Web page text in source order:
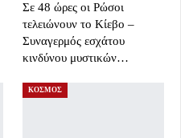
Σε 48 ώρες οι Ρώσοι
τελειώνουν το Κίεβο –
Συναγερμός εσχάτου
κινδύνου μυστικών…
ΚΟΣΜΟΣ